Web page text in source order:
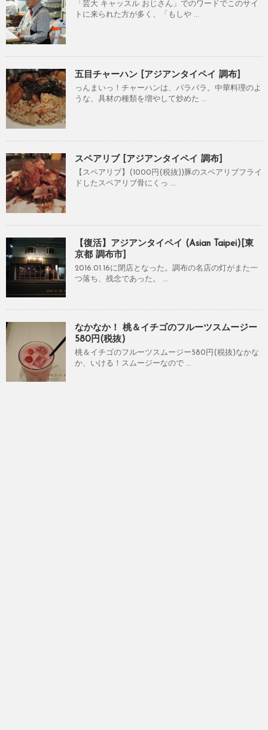
「芸大 キャッスル おじさん」でのワードでこのサイ
トに来られた方が多く、「もしや ...
五目チャーハン [アジアンタイペイ 調布]
っんまいっ！チャーハンは、パラパラ。中華料理のよ
うな、具材の種類を増やして炒めた ...
スペアリブ [アジアンタイペイ 調布]
【スペアリブ】(1000円(税抜))豚のスペアリブフライ
ドしたスペアリブ骨にくっ ...
【復活】アジアンタイペイ (Asian Taipei)[東
京都 調布市]
2016.01.16に閉店となった。調布の名店の灯がまた一
つ落ち、残念であった。 ...
なかなか！ 桃＆イチゴのフルーツスムージー
580円(税抜)
桃＆イチゴのフルーツスムージー580円(税抜)なかな
か、いける！スムージーなので ...